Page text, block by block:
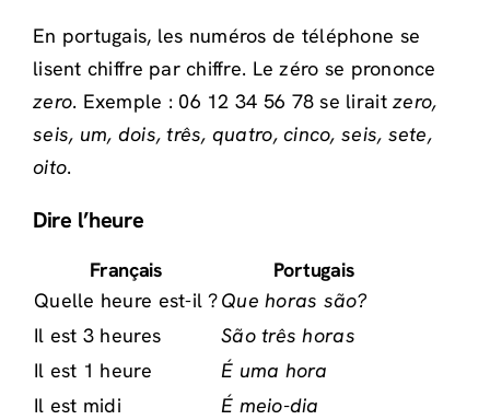
En portugais, les numéros de téléphone se
lisent chiffre par chiffre. Le zéro se prononce
zero. Exemple : 06 12 34 56 78 se liraitzero,
seis, um, dois, três, quatro, cinco, seis, sete,
oito.
Dire l’heure
Français
Portugais
Quelle heure est-il ?Que horas são?
Il est 3 heures
São três horas
Il est 1 heure
É uma hora
Il est midi
É meio-dia